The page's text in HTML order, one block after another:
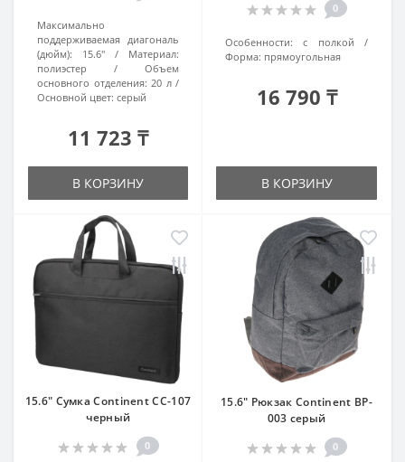
Максимально
поддерживаемая диагональ
(дюйм):
15.6"
Материал:
полиэстер
Объем
основного отделения: 20 л
Основной цвет: серый
11 723 ₸
В КОРЗИНУ
0
Особенности:
с полкой
Форма: прямоугольная
16 790 ₸
В КОРЗИНУ
15.6" Сумка Continent CC-107
черный
0
15.6" Рюкзак Continent BP-
003 серый
0